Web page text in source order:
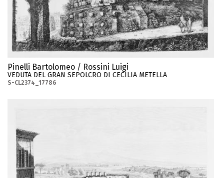
Pinelli Bartolomeo / Rossini Luigi
VEDUTA DEL GRAN SEPOLCRO DI CECILIA METELLA
S-CL2374_17786